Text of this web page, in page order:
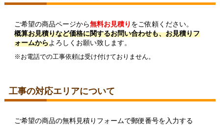
ご希望の商品ページから無料お見積り をご依頼ください。
概算お見積りなど価格に関するお問い合わせも、お見積りフ
ォームからよろしくお願い致します。
※お電話での工事依頼は受け付けておりません。
工事の対応エリアについて
ご希望の商品の無料見積りフォームで郵便番号を入力する